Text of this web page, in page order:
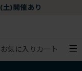
(土)開催あり
お気に入り カート